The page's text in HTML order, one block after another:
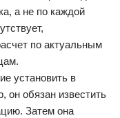
а не по каждой
по актуальным
установить в
он обязан известить
Затем она